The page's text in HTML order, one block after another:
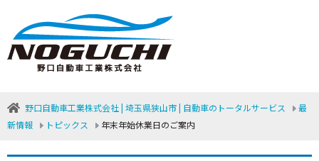
野口自動車工業株式会社 | 埼玉県狭山市 | 自動車のトータルサービス
最
新情報
トピックス 年末年始休業日のご案内